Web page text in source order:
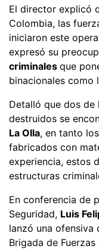
El director explicó
Colombia, las
iniciaron este
expresó su
criminales que
binacionales como
Detalló que dos
destruidos se
La Olla, en tanto
fabricados con
experiencia, estos
estructuras
En conferencia de
Seguridad, Luis
lanzó una ofensiva
Brigada de